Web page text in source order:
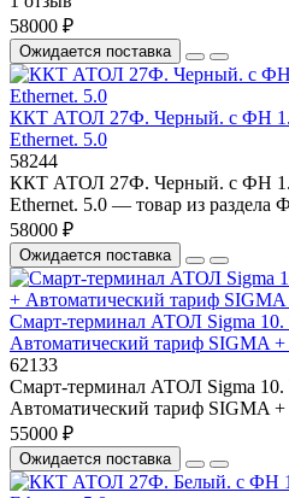
58000 ₽
Ожидается поставка
ККТ АТОЛ 27Ф. Черный. с ФН
Ethernet. 5.0
58244
ККТ АТОЛ 27Ф. Черный. с ФН
Ethernet. 5.0 — товар из раздела
58000 ₽
Ожидается поставка
Смарт-терминал АТОЛ Sigma
Автоматический тариф SIGMA
62133
Смарт-терминал АТОЛ Sigma
Автоматический тариф SIGMA
55000 ₽
Ожидается поставка